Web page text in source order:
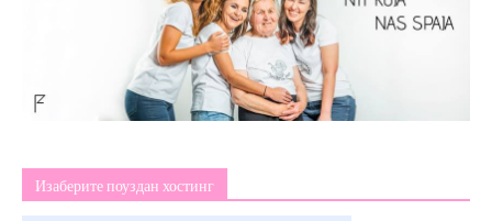
Изаберите поуздан хостинг